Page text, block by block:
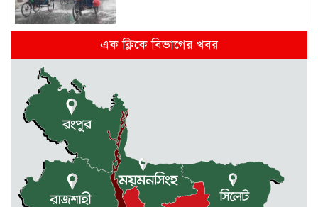
কলমাকান্দা-নেত্রকোনা আঞ্চলিক সড়কে
৫ শতাধিক গাছের চারা রোপণ
মেলান্দহে ব্র্যাকের স্বাস্থ্য ক্যাম্প পরিদর্শনে
ইউএনও
জুলাই গণঅভ্যুত্থান দিবস উপলক্ষে
কলমাকান্দায় আলোচনা সভা ও সংবর্ধনা
অনুষ্ঠিত
এক ক্লিকে বিভাগের খবর